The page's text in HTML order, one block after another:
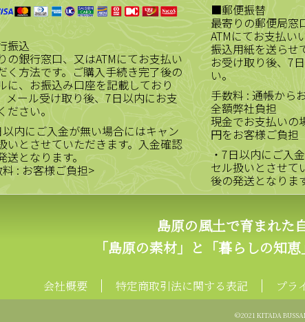
振込
の銀行窓口、又はATMにてお支払い
く方法です。ご購入手続き完了後の
に、お振込み口座を記載しており
メール受け取り後、7日以内にお支
ださい。
内にご入金が無い場合にはキャン
いとさせていただきます。入金確認
送となります。
: お客様ご負担>
■郵便振替
最寄りの郵便局窓
ATMにてお支払い
振込用紙を送らせ
お受け取り後、7
い。
手数料 : 通帳から
全額弊社負担
現金でお支払いの
円をお客様ご負担
・7日以内にご入
セル扱いとさせて
後の発送となりま
島原の風土で育まれた
「島原の素材」と「暮らしの知
会社概要 特定商取引法に関する表記 プラ
©2021 KITADA